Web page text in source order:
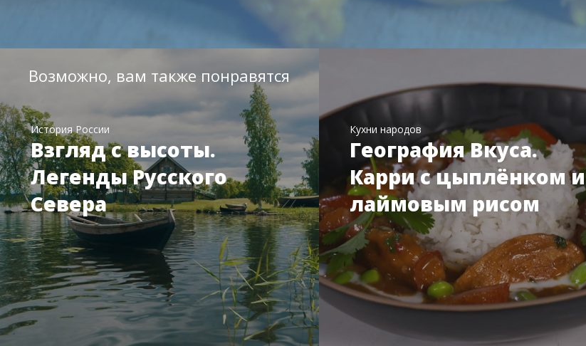
Возможно, вам также понравятся
История России
Взгляд с высоты.
Легенды Русского
Севера
Кухни народов
География Вкуса.
Карри с цыплёнком и
лаймовым рисом